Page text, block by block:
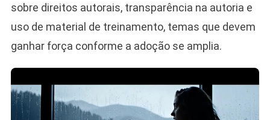
sobre direitos autorais, transparência na autoria e
uso de material de treinamento, temas que devem
ganhar força conforme a adoção se amplia.